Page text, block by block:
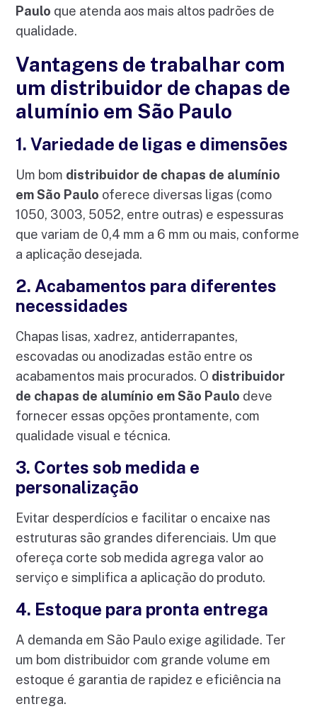
Paulo que atenda aos mais altos padrões de
qualidade.
Vantagens de trabalhar com
um distribuidor de chapas de
alumínio em São Paulo
1. Variedade de ligas e dimensões
Um bom distribuidor de chapas de alumínio
em São Paulo oferece diversas ligas (como
1050, 3003, 5052, entre outras) e espessuras
que variam de 0,4 mm a 6 mm ou mais, conforme
a aplicação desejada.
2. Acabamentos para diferentes
necessidades
Chapas lisas, xadrez, antiderrapantes,
escovadas ou anodizadas estão entre os
acabamentos mais procurados. O distribuidor
de chapas de alumínio em São Paulo deve
fornecer essas opções prontamente, com
qualidade visual e técnica.
3. Cortes sob medida e
personalização
Evitar desperdícios e facilitar o encaixe nas
estruturas são grandes diferenciais. Um que
ofereça corte sob medida agrega valor ao
serviço e simplifica a aplicação do produto.
4. Estoque para pronta entrega
A demanda em São Paulo exige agilidade. Ter
um bom distribuidor com grande volume em
estoque é garantia de rapidez e eficiência na
entrega.